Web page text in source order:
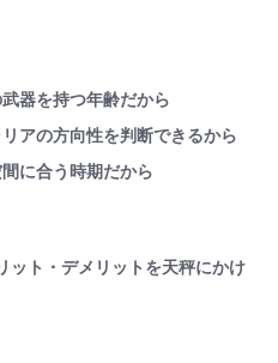
器を持つ年齢だから
アの方向性を判断できるから
に合う時期だから
ット・デメリットを天秤にかけ